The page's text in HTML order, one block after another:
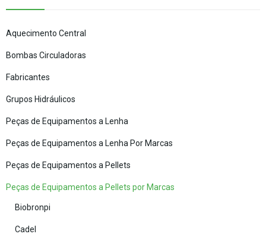
Aquecimento Central
Bombas Circuladoras
Fabricantes
Grupos Hidráulicos
Peças de Equipamentos a Lenha
Peças de Equipamentos a Lenha Por Marcas
Peças de Equipamentos a Pellets
Peças de Equipamentos a Pellets por Marcas
Biobronpi
Cadel